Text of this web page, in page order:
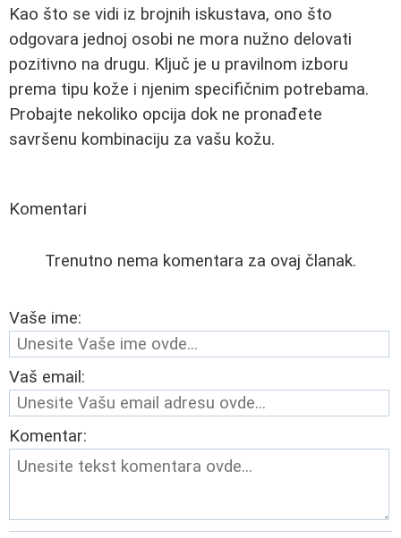
Kao što se vidi iz brojnih iskustava, ono što
odgovara jednoj osobi ne mora nužno delovati
pozitivno na drugu. Ključ je u pravilnom izboru
prema tipu kože i njenim specifičnim potrebama.
Probajte nekoliko opcija dok ne pronađete
savršenu kombinaciju za vašu kožu.
Komentari
Trenutno nema komentara za ovaj članak.
Vaše ime:
Vaš email:
Komentar: